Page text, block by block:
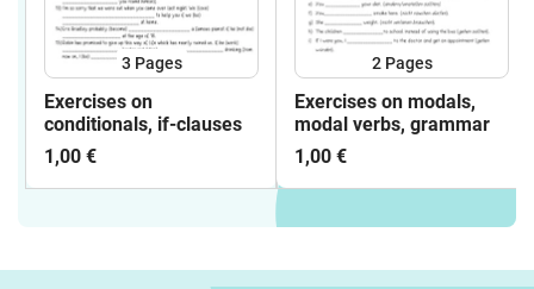
3 Pages
Exercises on
conditionals, if-clauses
1,00 €
2 Pages
Exercises on modals,
modal verbs, grammar
1,00 €